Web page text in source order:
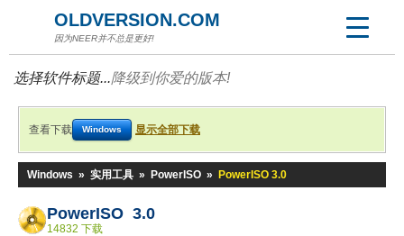
OLDVERSION.COM
因为NEER并不总是更好!
选择软件标题...降级到你爱的版本!
查看下载 Windows 显示全部下载
Windows » 实用工具 » PowerISO » PowerISO 3.0
PowerISO 3.0
14832 下载